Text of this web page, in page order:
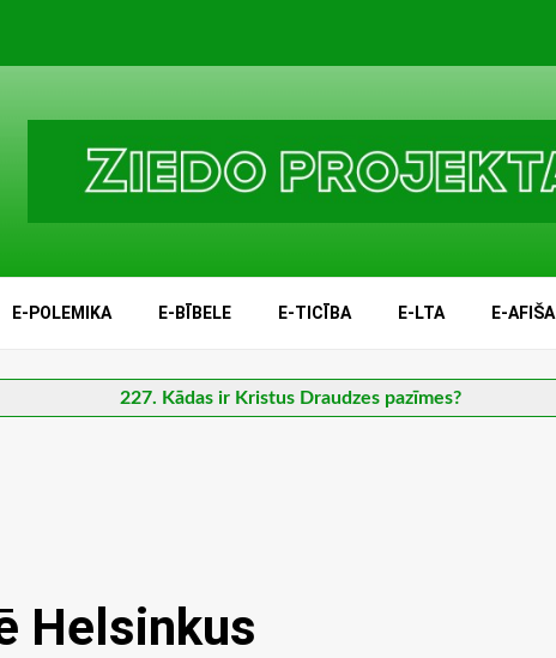
E-POLEMIKA E-BĪBELE E-TICĪBA E-LTA E-AFIŠA
227. Kādas ir Kristus Draudzes pazīmes?
Helsinkus